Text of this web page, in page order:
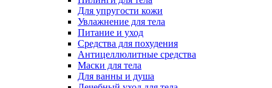
Для упругости кожи
Увлажнение для тела
Питание и уход
Средства для похудения
Антицеллюлитные средства
Маски для тела
Для ванны и душа